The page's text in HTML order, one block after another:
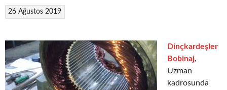
26 Ağustos 2019
Dinçkardeşler
Bobinaj,
Uzman
kadrosunda